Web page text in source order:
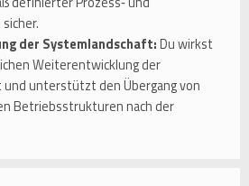
der Systemlandschaft:Du wirkst
Weiterentwicklung der
unterstützt den Übergang von
Betriebsstrukturen nach der